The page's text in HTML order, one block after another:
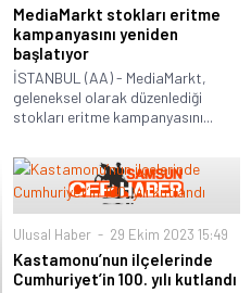
MediaMarkt stokları eritme
kampanyasını yeniden
başlatıyor
İSTANBUL (AA) - MediaMarkt,
geleneksel olarak düzenlediği
stokları eritme kampanyasını...
Ulusal Haber 29 Ekim 2023 15:49
Kastamonu’nun ilçelerinde
Cumhuriyet’in 100. yılı kutlandı